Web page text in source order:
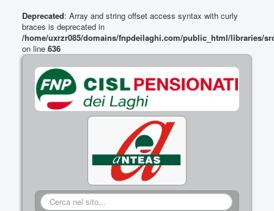
Deprecated: Array and string offset access syntax with curly
braces is deprecated in
/home/uxrzr085/domains/fnpdeilaghi.com/public_html/libraries/
on line 636
Cerca...